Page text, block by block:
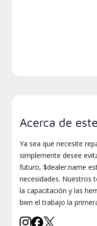
Acerca de
Ya sea que necesite
simplemente desee
futuro, $dealer.name
necesidades. Nuestros
la capacitación y las
bien el trabajo la